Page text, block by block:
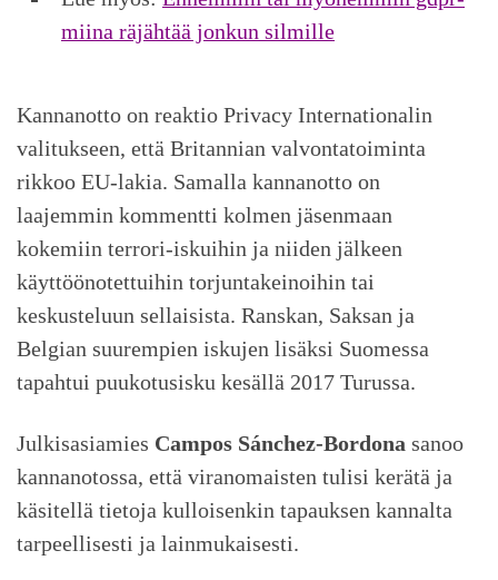
miina räjähtää jonkun silmille
Kannanotto on reaktio Privacy Internationalin
valitukseen, että Britannian valvontatoiminta
rikkoo EU-lakia. Samalla kannanotto on
laajemmin kommentti kolmen jäsenmaan
kokemiin terrori-iskuihin ja niiden jälkeen
käyttöönotettuihin torjuntakeinoihin tai
keskusteluun sellaisista. Ranskan, Saksan ja
Belgian suurempien iskujen lisäksi Suomessa
tapahtui puukotusisku kesällä 2017 Turussa.
Julkisasiamies Campos Sánchez-Bordona sanoo
kannanotossa, että viranomaisten tulisi kerätä ja
käsitellä tietoja kulloisenkin tapauksen kannalta
tarpeellisesti ja lainmukaisesti.